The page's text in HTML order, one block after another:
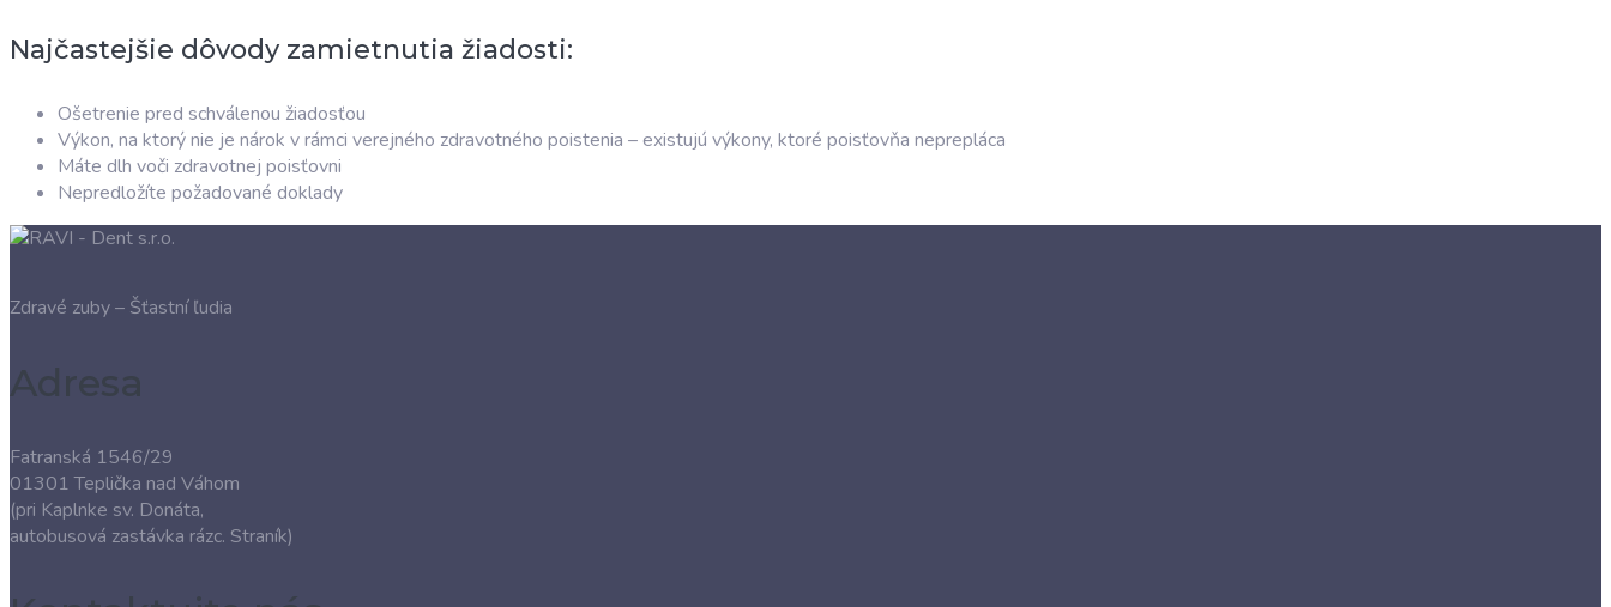
Najčastejšie dôvody zamietnutia žiadosti:
Ošetrenie pred schválenou žiadosťou
Výkon, na ktorý nie je nárok v rámci verejného zdravotného poistenia – existujú výkony, ktoré poisťovňa neprepláca
Máte dlh voči zdravotnej poisťovni
Nepredložíte požadované doklady
Zdravé zuby – Šťastní ľudia
Adresa
Fatranská 1546/29
01301 Teplička nad Váhom
(pri Kaplnke sv. Donáta,
autobusová zastávka rázc. Straník)